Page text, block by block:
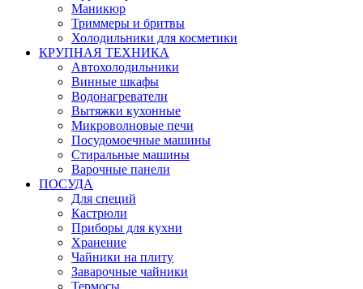
Маникюр
Триммеры и бритвы
Холодильники для косметики
КРУПНАЯ ТЕХНИКА
Автохолодильники
Винные шкафы
Водонагреватели
Вытяжки кухонные
Микроволновые печи
Посудомоечные машины
Стиральные машины
Варочные панели
ПОСУДА
Для специй
Кастрюли
Приборы для кухни
Хранение
Чайники на плиту
Заварочные чайники